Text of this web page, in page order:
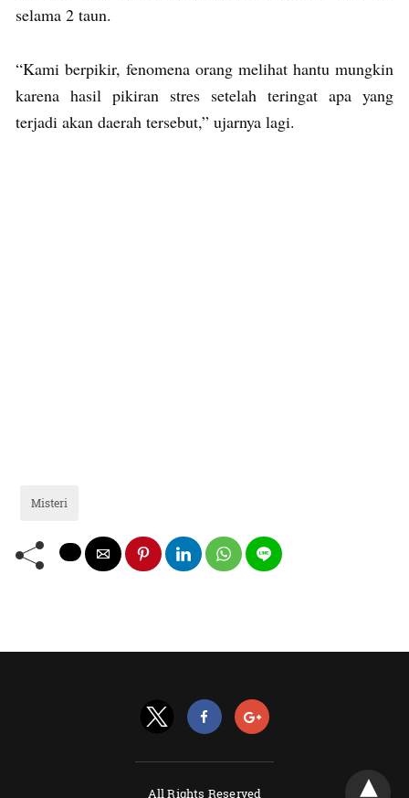
selama 2 taun.
“Kami berpikir, fenomena orang melihat hantu mungkin
karena hasil pikiran stres setelah teringat apa yang
terjadi akan daerah tersebut,” ujarnya lagi.
Misteri
All Rights Reserved